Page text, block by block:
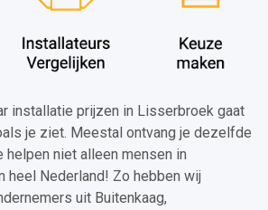
installatie prijzen in Lisserbroek gaat
je ziet. Meestal ontvang je dezelfde
helpen niet alleen mensen in
heel Nederland! Zo hebben wij
uit Buitenkaag,